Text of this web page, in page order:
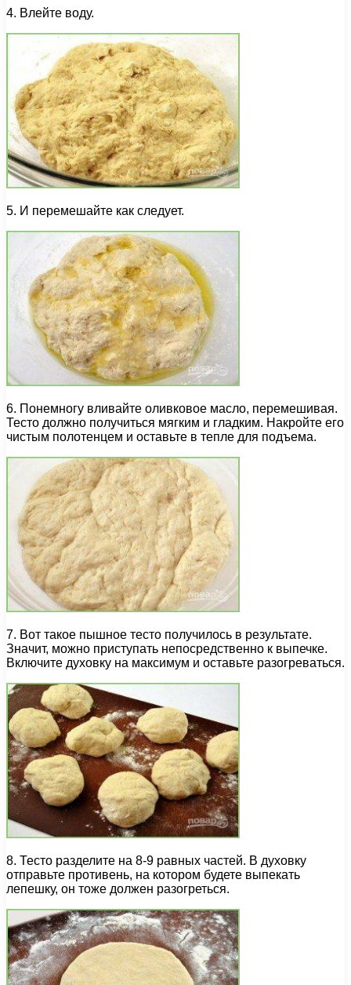
4. Влейте воду.
5. И перемешайте как следует.
6. Понемногу вливайте оливковое масло, перемешивая.
Тесто должно получиться мягким и гладким. Накройте его
чистым полотенцем и оставьте в тепле для подъема.
7. Вот такое пышное тесто получилось в результате.
Значит, можно приступать непосредственно к выпечке.
Включите духовку на максимум и оставьте разогреваться.
8. Тесто разделите на 8-9 равных частей. В духовку
отправьте противень, на котором будете выпекать
лепешку, он тоже должен разогреться.